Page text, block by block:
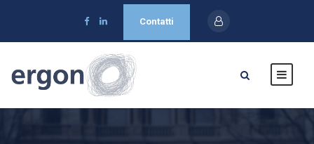
Contatti